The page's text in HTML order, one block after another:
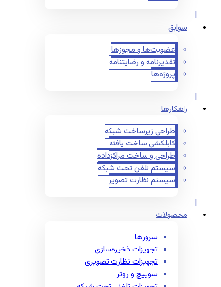
سوابق
عضویت‌ها و مجوزها
تقدیرنامه و رضایتنامه
پروژه‌ها
راهکارها
طراحی زیرساخت شبکه
کابلکشی ساخت یافته
طراحی و ساخت مراکزداده
سیستم تلفن تحت شبکه
سیستم نظارت تصویر
محصولات
سرورها
تجهیزات ذخیره‌سازی
تجهیزات نظارت تصویری
سوییچ و روتر